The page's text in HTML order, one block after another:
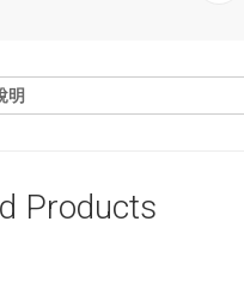
明
Products